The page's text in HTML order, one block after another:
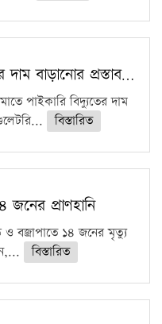
বাড়ানোর প্রস্তাব…
পাইকারি বিদ্যুতের দাম
বিস্তারিত
জনের প্রাণহানি
ও বজ্রাপাতে ১৪ জনের মৃত্যু
বিস্তারিত